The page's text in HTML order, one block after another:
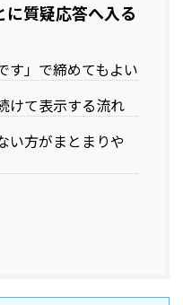
質疑応答へ入る
す」で締めてもよい
けて表示する流れ
い方がまとまりや